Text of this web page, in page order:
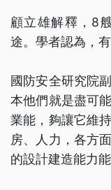
顧立雄解釋，8
途。學者認為，
國防安全研究院
本他們就是盡可
業能，夠讓它維
房、人力，各方
的設計建造能力